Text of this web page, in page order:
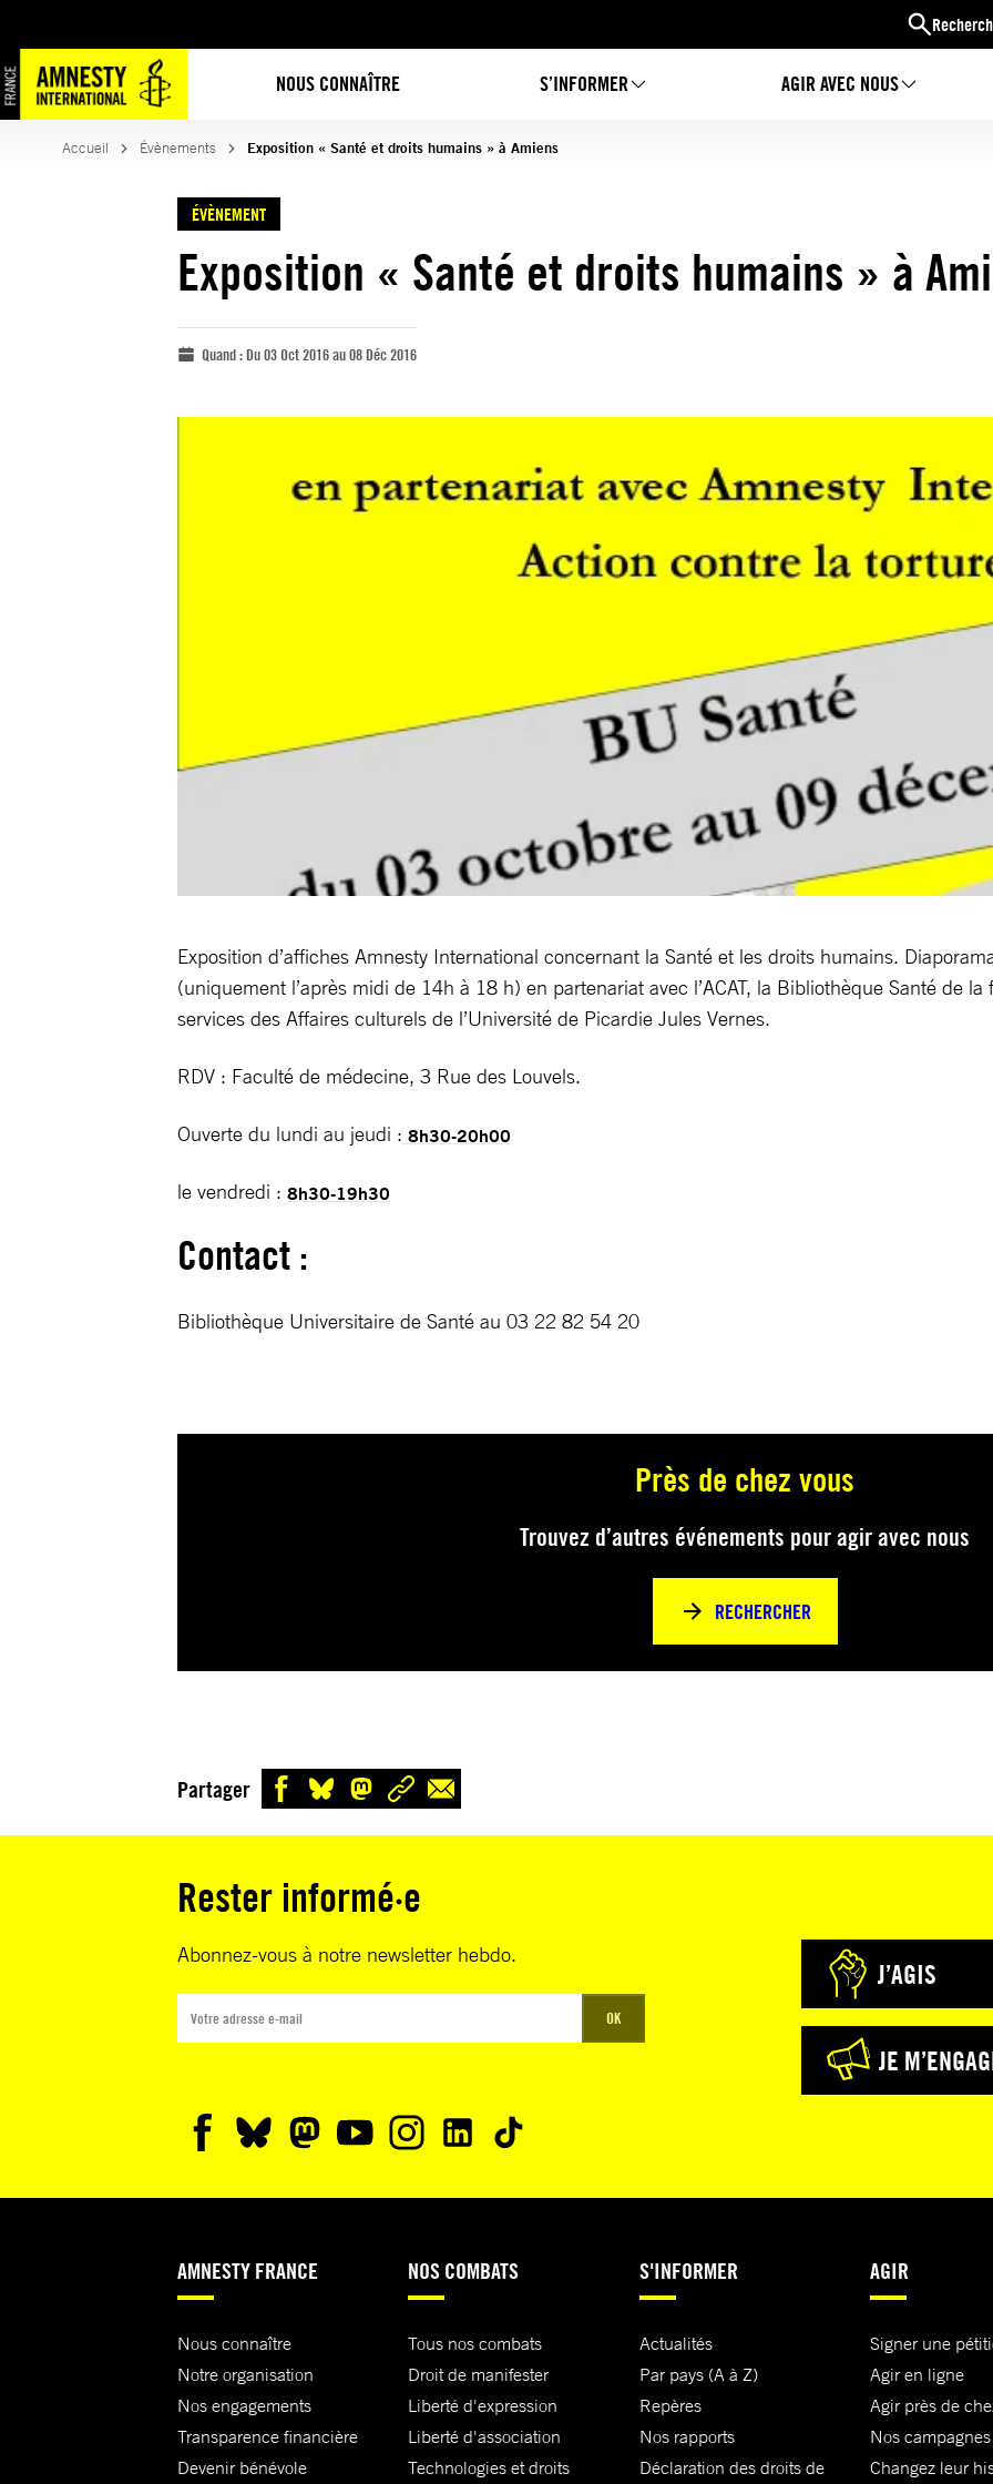
NOUS CONNAÎTRE S’INFORMER AGIR AVEC NOUS
Accueil Évènements Exposition « Santé et droits humains » à Amiens
ÉVÈNEMENT
Exposition « Santé et droits humains » à
Quand :Du 03 Oct 2016 au 08 Déc 2016
Exposition d’affiches Amnesty International concernant la Santé et les droits humains.
(uniquement l’après midi de 14h à 18 h) en partenariat avec l’ACAT, la Bibliothèque Santé de
services des Affaires culturels de l’Université de Picardie Jules Vernes.
RDV : Faculté de médecine, 3 Rue des Louvels.
Ouverte du lundi au jeudi : 8h30-20h00
le vendredi : 8h30-19h30
Contact :
Bibliothèque Universitaire de Santé au 03 22 82 54 20
Près de chez vous
Trouvez d’autres événements pour agir avec nous
RECHERCHER
Partager
Rester informé·e
Abonnez-vous à notre newsletter hebdo.
OK
J’AGIS
JE
AMNESTY FRANCE
Nous connaître
Notre organisation
Nos engagements
Transparence financière
Devenir bénévole
NOS COMBATS
Tous nos combats
Droit de manifester
Liberté d'expression
Liberté d'association
Technologies et droits
S'INFORMER
Actualités
Par pays (A à Z)
Repères
Nos rapports
Déclaration des droits de
AGIR
Signer une
Agir en ligne
Agir près de
Nos campagnes
Changez leur